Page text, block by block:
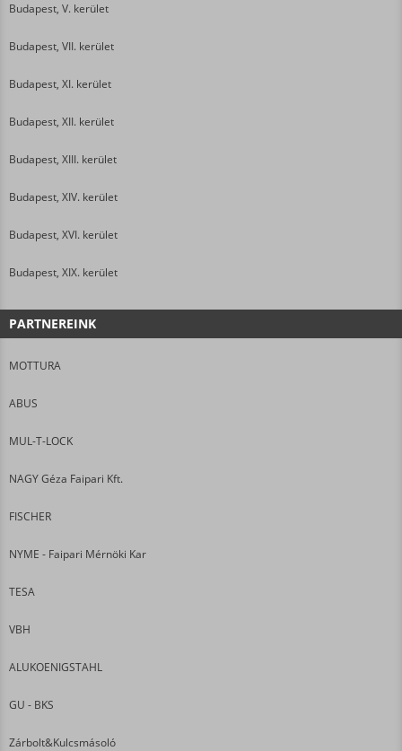
Budapest, V. kerület
Budapest, VII. kerület
Budapest, XI. kerület
Budapest, XII. kerület
Budapest, XIII. kerület
Budapest, XIV. kerület
Budapest, XVI. kerület
Budapest, XIX. kerület
PARTNEREINK
MOTTURA
ABUS
MUL-T-LOCK
NAGY Géza Faipari Kft.
FISCHER
NYME - Faipari Mérnöki Kar
TESA
VBH
ALUKOENIGSTAHL
GU - BKS
Zárbolt&Kulcsmásoló